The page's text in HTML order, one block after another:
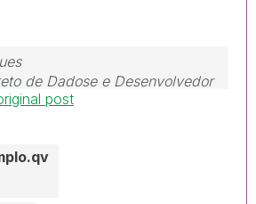
de Dadose e Desenvolvedor
 www.BIdeAZ.com.br 
quanto fazer eficientemente o
post